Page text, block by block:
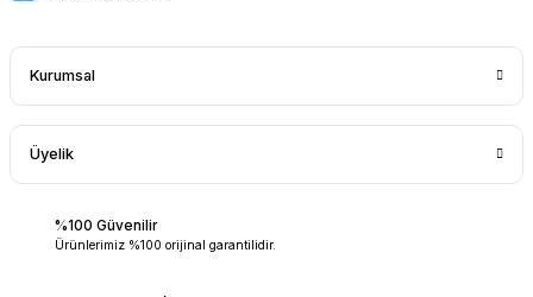
Kurumsal
Üyelik
%100 Güvenilir
Ürünlerimiz %100 orijinal garantilidir.